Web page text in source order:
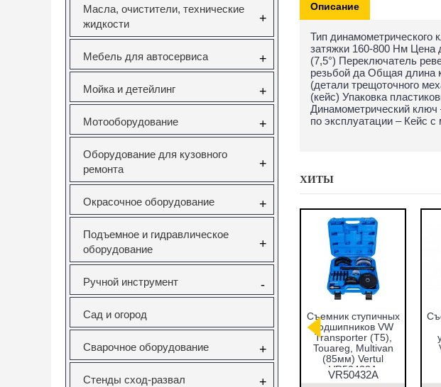
Масла, очистители, технические
жидкости
+
Мебель для автосервиса +
Мойка и детейлинг +
Мотооборудование +
Оборудование для кузовного
ремонта
+
Окрасочное оборудование +
Подъемное и гидравлическое
оборудование
+
Ручной инструмент -
Сад и огород
Сварочное оборудование +
Стенды сход-развал +
Описание
Тип динамометрического
затяжки 160-800 Нм Цена
(7,5°) Переключатель
резьбой да Общая длина
(детали трещоточного
(кейс) Упаковка
Динамометрический
по эксплуатации – Кейс
ХИТЫ
CT-A1346
СЪЕМНИК
ДЛЯ SAAB 9-5
CT-A1346
валов VAG
1.0/1.2/1.4/1.6л
Vertul VR50114
Съемник ступичных
подшипников VW
Transporter (T5),
Touareg, Multivan
(85мм) Vertul
VR50432A
VR50432A